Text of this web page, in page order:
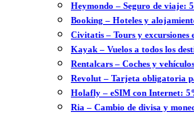
Heymondo – Seguro de viaje:
Booking – Hoteles y
Civitatis – Tours y excursiones
Kayak – Vuelos a todos los
Rentalcars – Coches y
Revolut – Tarjeta obligatoria
Holafly – eSIM con Internet:
Ria – Cambio de divisa y